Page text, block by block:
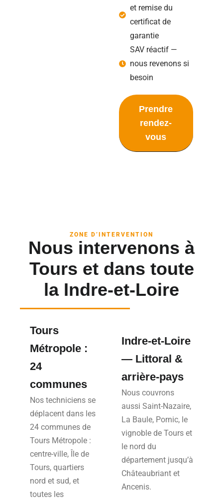
et remise du
certificat de
garantie
SAV réactif —
nous revenons si
besoin
Prendre
rendez-
vous
ZONE D’INTERVENTION
Nous intervenons à
Tours et dans toute
la Indre-et-Loire
Tours
Métropole :
24
communes
Nos techniciens se
déplacent dans les
24 communes de
Tours Métropole :
centre-ville, Île de
Tours, quartiers
nord et sud, et
toutes les
Indre-et-Loire
— Littoral &
arrière-pays
Nous couvrons
aussi Saint-Nazaire,
La Baule, Pornic, le
vignoble de Tours et
le nord du
département jusqu’à
Châteaubriant et
Ancenis.